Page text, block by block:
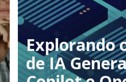
Explorando
de IA